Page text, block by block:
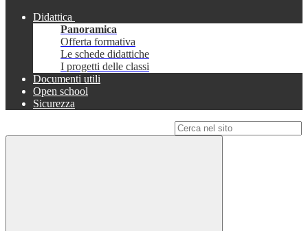
Didattica
Panoramica
Offerta formativa
Le schede didattiche
I progetti delle classi
Documenti utili
Open school
Sicurezza